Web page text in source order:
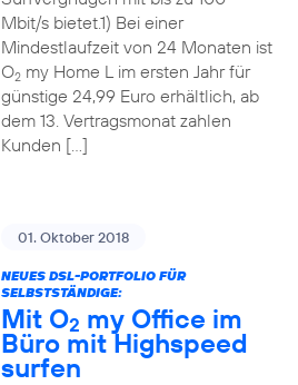
Mbit/s bietet.1) Bei einer
Mindestlaufzeit von 24 Monaten ist
O2my Home L im ersten Jahr für
günstige 24,99 Euro erhältlich, ab
dem 13. Vertragsmonat zahlen
Kunden […]
01. Oktober 2018
NEUES DSL-PORTFOLIO FÜR
SELBSTSTÄNDIGE:
Mit O2 my Office im
Büro mit Highspeed
surfen